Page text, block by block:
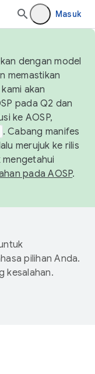
Masuk
dengan model
memastikan
akan
pada Q2 dan
ke AOSP,
. Cabang manifes
merujuk ke rilis
mengetahui
pada AOSP.
pilihan Anda.
kesalahan.